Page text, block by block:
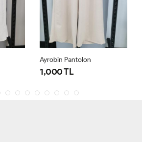
Ayrobin Pantolon
1,000 TL